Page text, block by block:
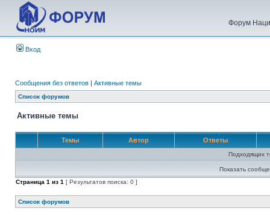
Форум
Вход
Сообщения без ответов | Активные темы
Список форумов
Активные темы
Темы Автор Ответы
Подходящих
Показать
Страница 1 из 1 [ Результатов поиска: 0 ]
Список форумов